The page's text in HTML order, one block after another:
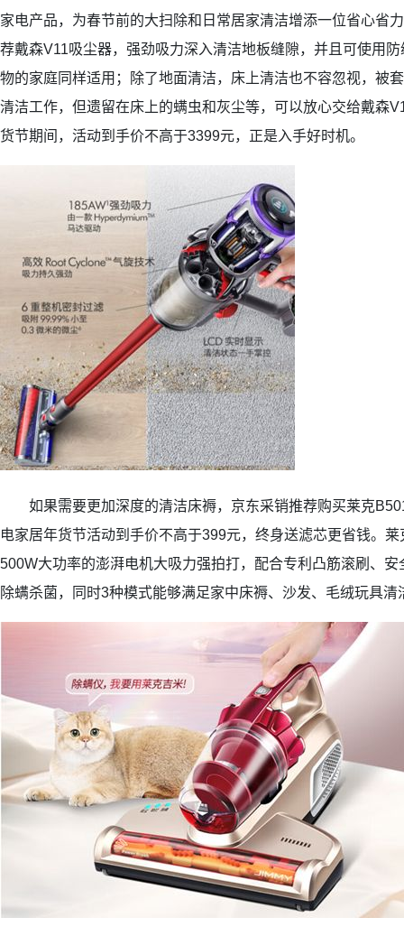
家电产品，为春节前的大扫除和日常居家清洁增添一位省心省
荐戴森V11吸尘器，强劲吸力深入清洁地板缝隙，并且可使用
物的家庭同样适用；除了地面清洁，床上清洁也不容忽视，被
清洁工作，但遗留在床上的螨虫和灰尘等，可以放心交给戴森
货节期间，活动到手价不高于3399元，正是入手好时机。
如果需要更加深度的清洁床褥，京东采销推荐购买莱克
电家居年货节活动到手价不高于399元，终身送滤芯更省钱。
500W大功率的澎湃电机大吸力强拍打，配合专利凸筋滚刷、
除螨杀菌，同时3种模式能够满足家中床褥、沙发、毛绒玩具